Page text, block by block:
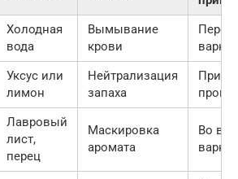
Холодная
вода
Вымывание
крови
Перед
Уксус или
лимон
Нейтрализация
запаха
При
Лавровый
лист,
перец
Маскировка
аромата
Во
варки